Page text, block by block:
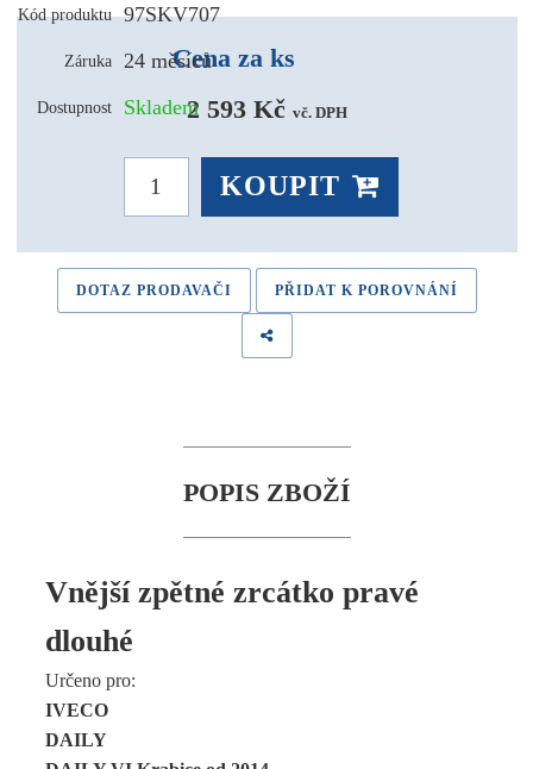
Kód produktu 97SKV707
Záruka 24 měsíců
Dostupnost Skladem
Cena za ks
2 593 Kč vč. DPH
KOUPIT
DOTAZ PRODAVAČI PŘIDAT K POROVNÁNÍ
POPIS ZBOŽÍ
Vnější zpětné zrcátko pravé
dlouhé
Určeno pro:
IVECO
DAILY